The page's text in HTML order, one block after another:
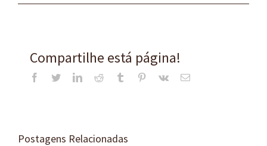
Compartilhe está página!
Facebook
TwitterLinkedInReddit Tumblr Pinterest
Vk
E-
Postagens Relacionadas